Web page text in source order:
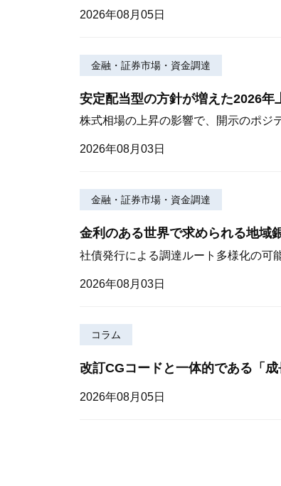
2026年08月05日
金融・証券市場・資金調達
安定配当型の方針が増えた2026年
株式相場の上昇の影響で、開示のポジ
2026年08月03日
金融・証券市場・資金調達
金利のある世界で求められる地域
社債発行による調達ルート多様化の可
2026年08月03日
コラム
改訂CGコードと一体的である「
2026年08月05日